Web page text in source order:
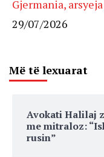
Gjermania,
29/07/2026
Më të lexuarat
Avokati Halilaj
me mitraloz:
rusin”